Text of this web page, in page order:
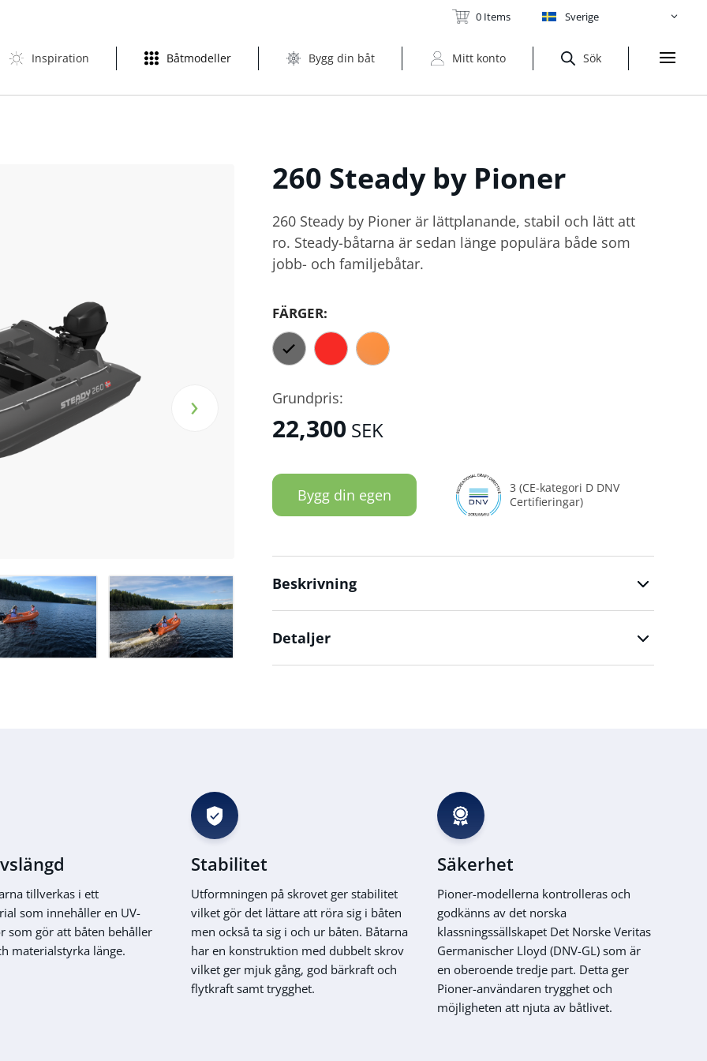
0 Items Sverige
Sök
Mitt konto
Bygg din båt
Båtmodeller
Inspiration
›
260 Steady by Pioner
260 Steady by Pioner är lättplanande, stabil och lätt att
ro. Steady-båtarna är sedan länge populära både som
jobb- och familjebåtar.
FÄRGER:
Grundpris:
22,300 SEK
Bygg din egen
3 (CE-kategori D DNV
Certifieringar)
Beskrivning
Detaljer
tillverkas i ett
som innehåller en UV-
som gör att båten behåller
materialstyrka länge.
Stabilitet
Utformningen på skrovet ger stabilitet
vilket gör det lättare att röra sig i båten
men också ta sig i och ur båten. Båtarna
har en konstruktion med dubbelt skrov
vilket ger mjuk gång, god bärkraft och
flytkraft samt trygghet.
Säkerhet
Pioner-modellerna kontrolleras och
godkänns av det norska
klassningssällskapet Det Norske Veritas
Germanischer Lloyd (DNV-GL) som är
en oberoende tredje part. Detta ger
Pioner-användaren trygghet och
möjligheten att njuta av båtlivet.